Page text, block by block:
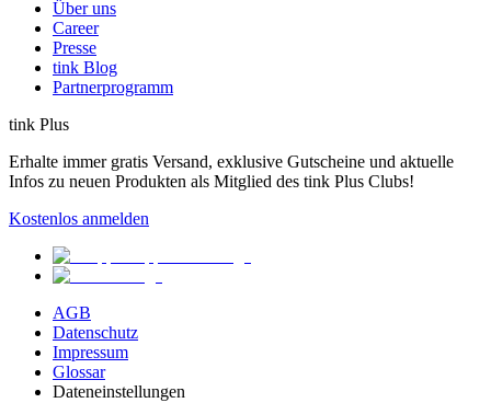
Über uns
Career
Presse
tink Blog
Partnerprogramm
tink Plus
Erhalte immer gratis Versand, exklusive Gutscheine und aktuelle
Infos zu neuen Produkten als Mitglied des tink Plus Clubs!
Kostenlos anmelden
AGB
Datenschutz
Impressum
Glossar
Dateneinstellungen